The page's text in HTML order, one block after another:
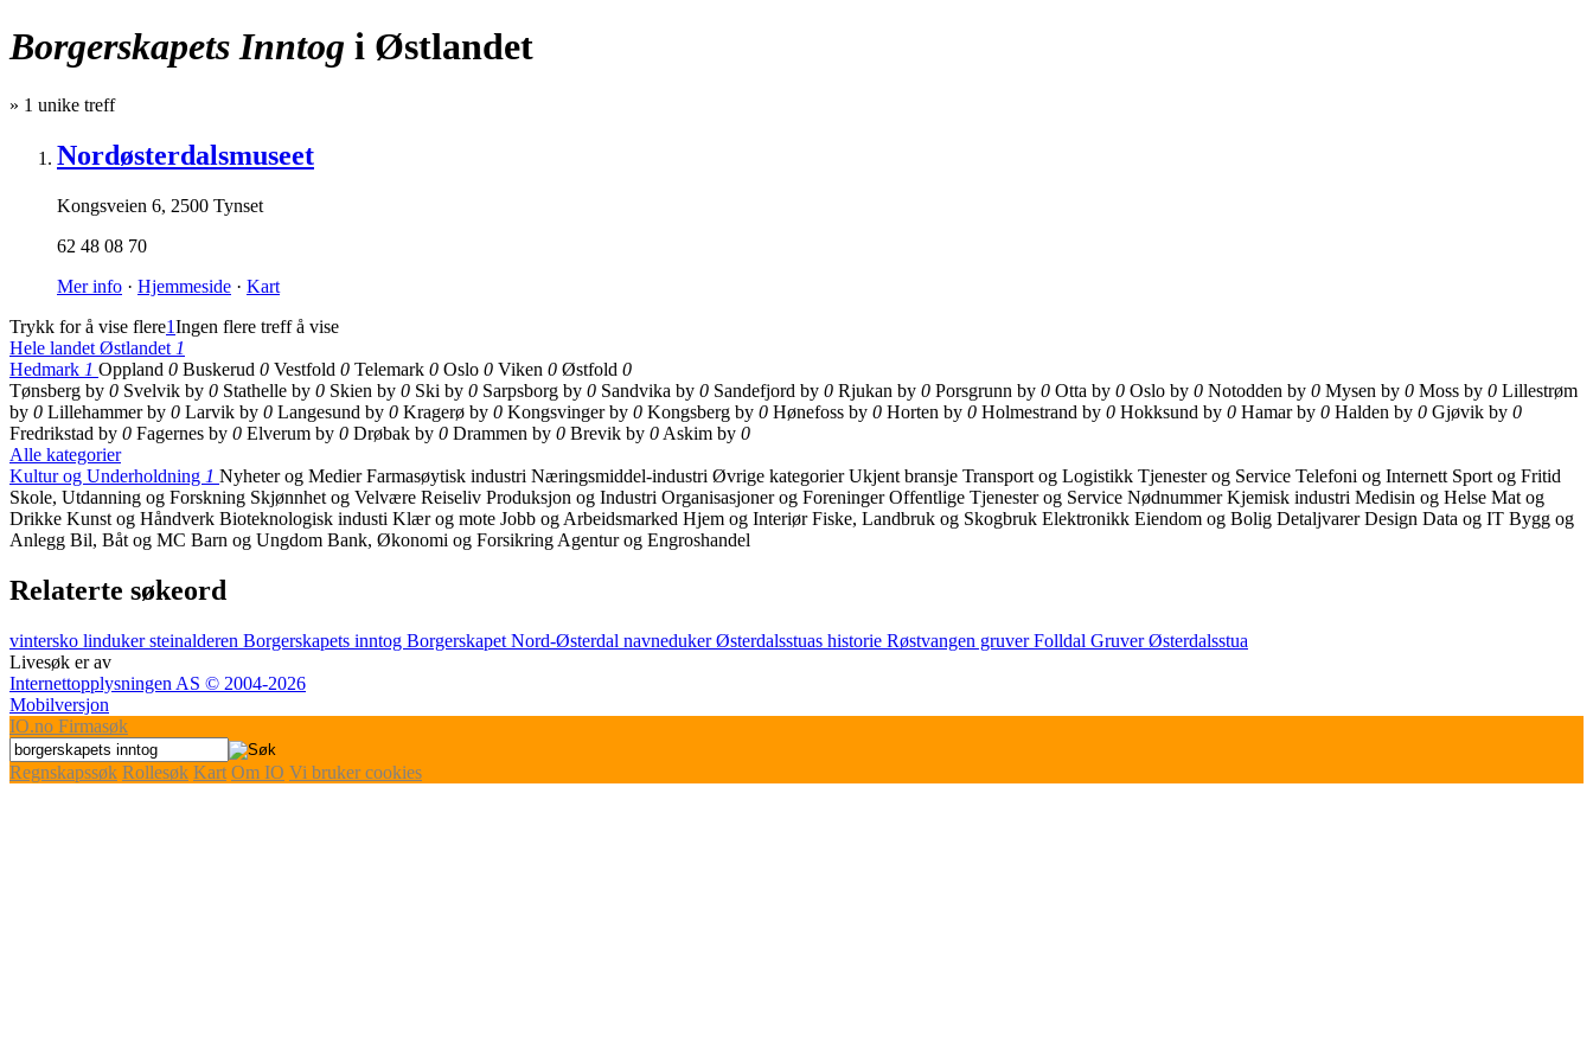
Borgerskapets Inntog i Østlandet
» 1 unike treff
Nordøsterdalsmuseet
Kongsveien 6, 2500 Tynset
62 48 08 70
Mer info · Hjemmeside · Kart
Trykk for å vise flere1Ingen flere treff å vise
Hele landet Østlandet 1
Hedmark 1 Oppland 0 Buskerud 0 Vestfold 0 Telemark 0 Oslo 0 Viken 0 Østfold 0
Tønsberg by 0 Svelvik by 0 Stathelle by 0 Skien by 0 Ski by 0 Sarpsborg by 0 Sandvika by 0 Sandefjord by 0 Rjukan by 0 Porsgrunn by 0 Otta by 0 Oslo by 0 Notodden by 0 Mysen by 0 Moss by 0 Lillestrøm
by 0 Lillehammer by 0 Larvik by 0 Langesund by 0 Kragerø by 0 Kongsvinger by 0 Kongsberg by 0 Hønefoss by 0 Horten by 0 Holmestrand by 0 Hokksund by 0 Hamar by 0 Halden by 0 Gjøvik by 0
Fredrikstad by 0 Fagernes by 0 Elverum by 0 Drøbak by 0 Drammen by 0 Brevik by 0 Askim by 0
Alle kategorier
Kultur og Underholdning 1 Nyheter og MedierFarmasøytisk industri Næringsmiddel-industri Øvrige kategorierUkjent bransje Transport og Logistikk Tjenester og Service Telefoni og Internett Sport og Fritid
Skole, Utdanning og Forskning Skjønnhet og Velvære Reiseliv Produksjon og Industri Organisasjoner og ForeningerOffentlige Tjenester og Service NødnummerKjemisk industri Medisin og Helse Mat og
Drikke Kunst og Håndverk Bioteknologisk industi Klær og mote Jobb og Arbeidsmarked Hjem og InteriørFiske, Landbruk og Skogbruk Elektronikk Eiendom og Bolig DetaljvarerDesign Data og IT Bygg og
Anlegg Bil, Båt og MC Barn og Ungdom Bank, Økonomi og Forsikring Agentur og Engroshandel
Relaterte søkeord
vintersko lindukersteinalderen Borgerskapets inntog Borgerskapet Nord-Østerdal navnedukerØsterdalsstuas historie Røstvangen gruverFolldal GruverØsterdalsstua
Livesøk er av
Internettopplysningen AS © 2004-2026
Mobilversjon
IO.no Firmasøk
Regnskapssøk Rollesøk Kart Om IO Vi bruker cookies